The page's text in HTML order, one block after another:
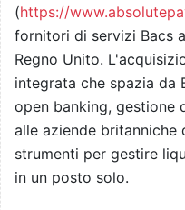
(https://
fornitori di servizi Bacs
Regno Unito.
integrata che spazia da
open banking, gestione
alle aziende britanniche
strumenti per gestire
in un posto solo.